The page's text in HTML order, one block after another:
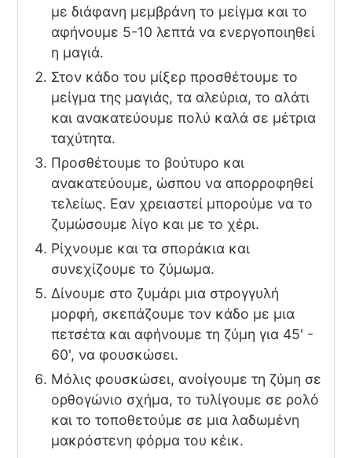
με διάφανη μεμβράνη το μείγμα και το
αφήνουμε 5-10 λεπτά να ενεργοποιηθεί
η μαγιά.
Στον κάδο του μίξερ προσθέτουμε το
μείγμα της μαγιάς, τα αλεύρια, το αλάτι
και ανακατεύουμε πολύ καλά σε μέτρια
ταχύτητα.
Προσθέτουμε το βούτυρο και
ανακατεύουμε, ώσπου να απορροφηθεί
τελείως. Εαν χρειαστεί μπορούμε να το
ζυμώσουμε λίγο και με το χέρι.
Ρίχνουμε και τα σποράκια και
συνεχίζουμε το ζύμωμα.
Δίνουμε στο ζυμάρι μια στρογγυλή
μορφή, σκεπάζουμε τον κάδο με μια
πετσέτα και αφήνουμε τη ζύμη για 45' -
60', να φουσκώσει.
Μόλις φουσκώσει, ανοίγουμε τη ζύμη σε
ορθογώνιο σχήμα, το τυλίγουμε σε ρολό
και το τοποθετούμε σε μια λαδωμένη
μακρόστενη φόρμα του κέικ.